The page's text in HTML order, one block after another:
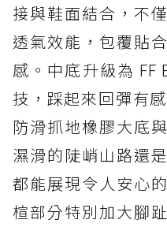
接與鞋面結合，不
透氣效能，包覆貼
感。中底升級為 FF
技，踩起來回彈有
防滑抓地橡膠大底
濕滑的陡峭山路還
都能展現令人安心
楦部分特別加大腳